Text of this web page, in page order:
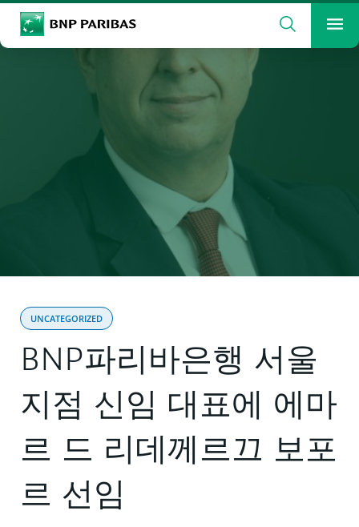
BNP Paribas
검색
검색할 용어를 입력하십시오
검색
메뉴
UNCATEGORIZED
BNP파리바은행 서울
지점 신임 대표에 에마
르 드 리데께르끄 보포
르 선임